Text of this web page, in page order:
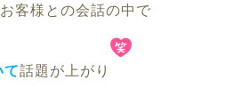
客様との会話の中で
て話題が上がり